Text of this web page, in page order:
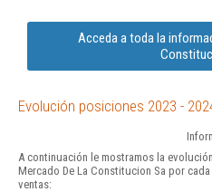
Acceda a toda la
Evolución posiciones 2023 -
A continuación le mostramos la
Mercado De La Constitucion Sa por
ventas: